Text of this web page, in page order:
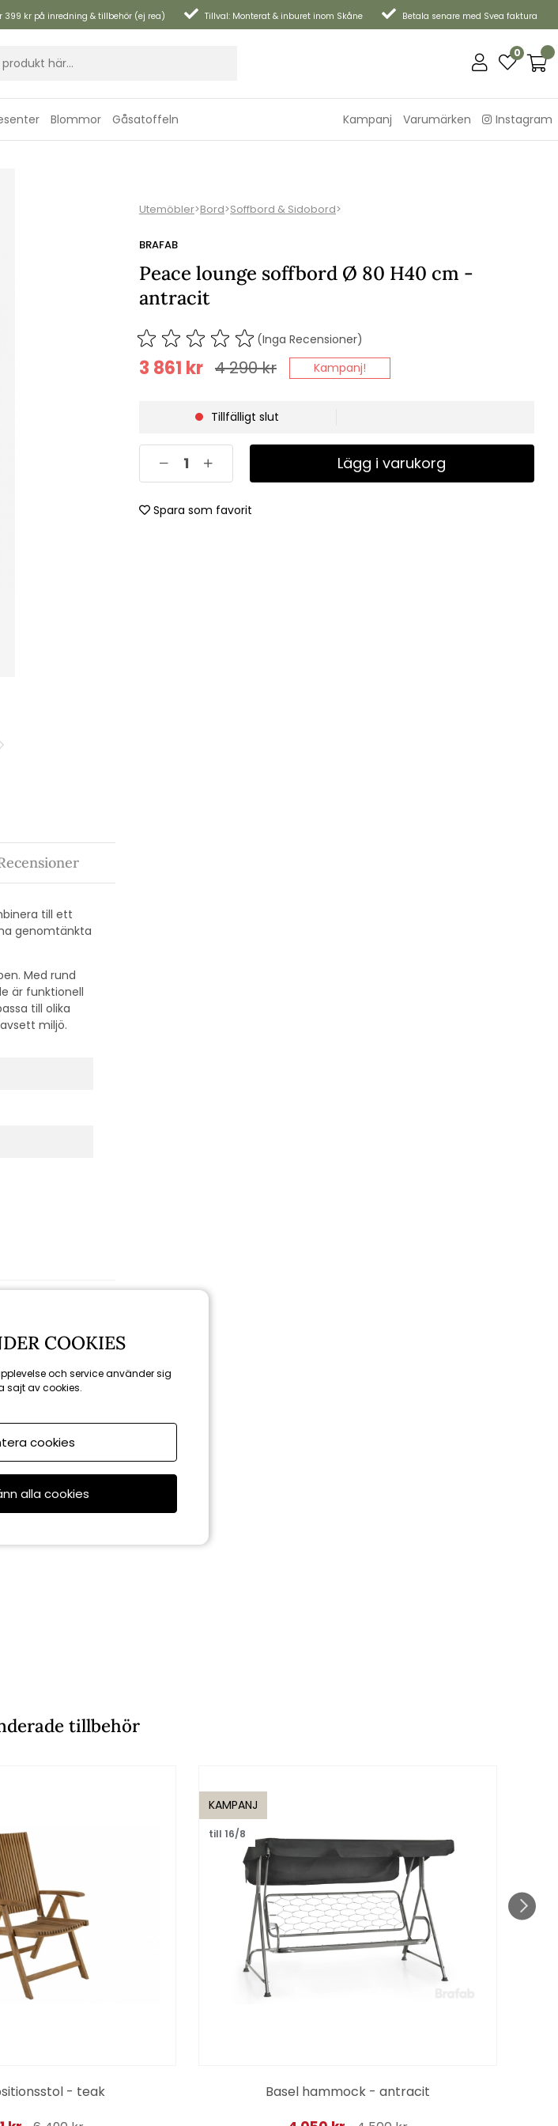
399 kr på inredning & tillbehör (ej rea) Tillval: Monterat & inburet inom Skåne Betala senare med Svea faktura
0
Blommor Gåsatoffeln Kampanj Varumärken Instagram
Utemöbler>Bord>Soffbord & Sidobord>
BRAFAB
Peace lounge soffbord Ø 80 H40 cm -
antracit
(Inga Recensioner)
4 290kr
3 861 kr Kampanj!
Tillfälligt slut
Lägg i varukorg
Spara som favorit
till ett
genomtänkta
Med rund
är funktionell
till olika
miljö.
tillbehör
- teak
KAMPANJ
till 16/8
Basel hammock - antracit
COOKIES
och service använder sig
sajt av cookies.
cookies
alla cookies